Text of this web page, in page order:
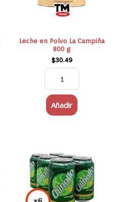
Leche en Polvo La Campiña
800 g
$30.49
g
cantidad
Añadir
cantidad